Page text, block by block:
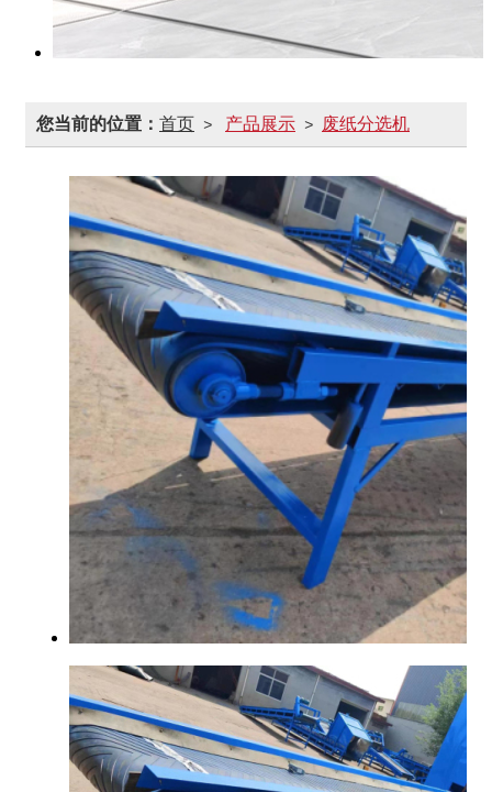
您当前的位置： 首页 > 产品展示 > 废纸分选机